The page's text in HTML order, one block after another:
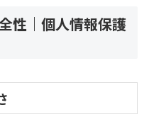
性｜個人情報保護